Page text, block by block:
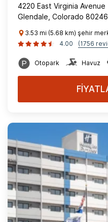
4220 East Virginia Avenue
Glendale, Colorado
3.53 mi (5.68 km) şehir
4.00
(1756
Otopark Havuz